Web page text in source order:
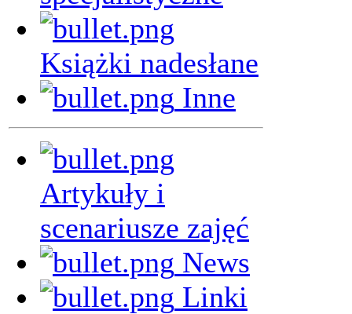
Książki nadesłane
Inne
Artykuły i
scenariusze zajęć
News
Linki